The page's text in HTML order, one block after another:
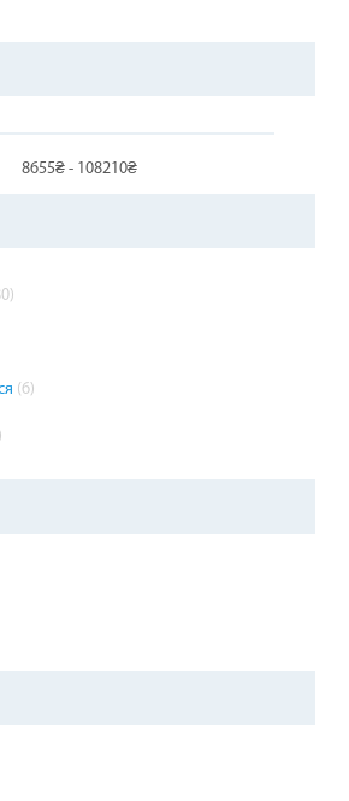
8655₴ - 108210₴
(6)